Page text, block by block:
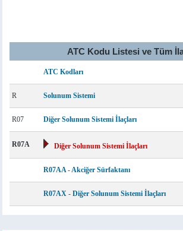
ATC Kodu Listesi ve Tüm
ATC Kodları
R Solunum Sistemi
R07 Diğer Solunum Sistemi İlaçları
R07A Diğer Solunum Sistemi İlaçları
R07AA - Akciğer Sürfaktanı
R07AX - Diğer Solunum Sistemi İlaçları